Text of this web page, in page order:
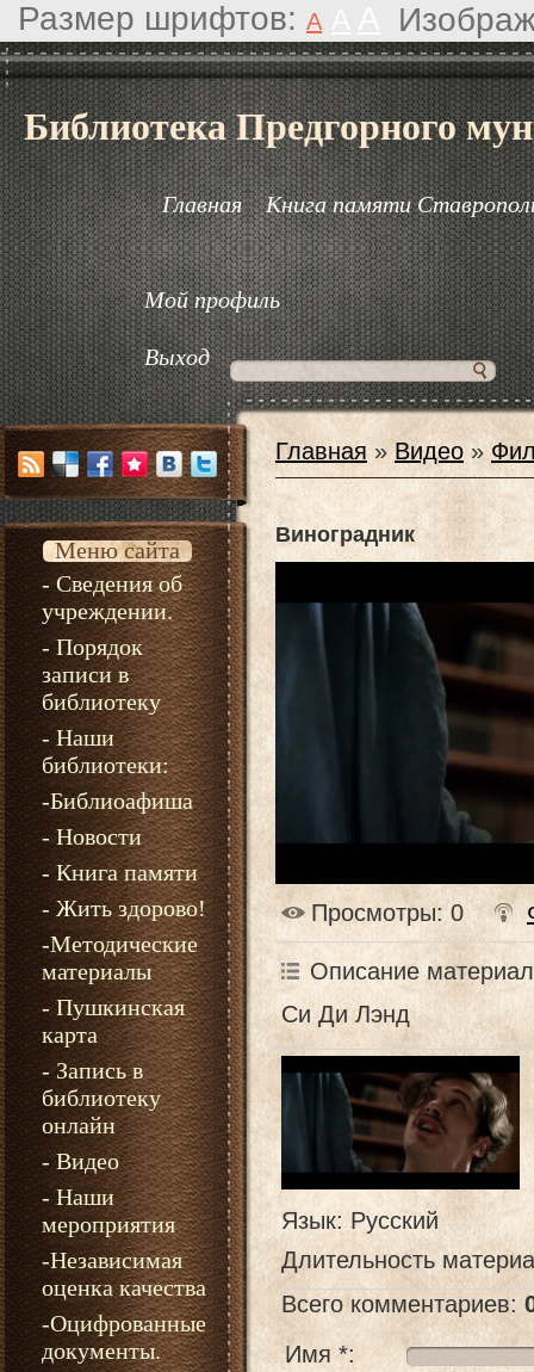
Размер шрифтов: A
Библиотека Предгорного
Главная Книга памяти
Мой профиль
Выход
Меню сайта
- Сведения об
учреждении.
- Порядок
записи в
библиотеку
- Наши
библиотеки:
-Библиоафиша
- Новости
- Книга памяти
- Жить здорово!
-Методические
материалы
- Пушкинская
карта
- Запись в
библиотеку
онлайн
- Видео
- Наши
мероприятия
-Независимая
оценка качества
-Оцифрованные
документы.
Главная »Видео »
Виноградник
Просмотры: 0
Описание
Си Ди Лэнд
Язык: Русский
Длительность
Всего комментариев:
Имя *: